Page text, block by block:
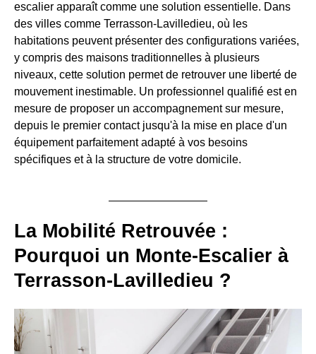
escalier apparaît comme une solution essentielle. Dans
des villes comme Terrasson-Lavilledieu, où les
habitations peuvent présenter des configurations variées,
y compris des maisons traditionnelles à plusieurs
niveaux, cette solution permet de retrouver une liberté de
mouvement inestimable. Un professionnel qualifié est en
mesure de proposer un accompagnement sur mesure,
depuis le premier contact jusqu'à la mise en place d'un
équipement parfaitement adapté à vos besoins
spécifiques et à la structure de votre domicile.
La Mobilité Retrouvée :
Pourquoi un Monte-Escalier à
Terrasson-Lavilledieu ?